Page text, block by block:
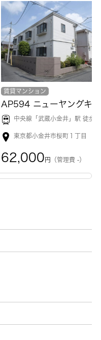
賃貸マンション
中央線「武蔵小金井 」駅 徒歩
東京都小金井市桜町１丁目
62,000 円 （管理費 -）